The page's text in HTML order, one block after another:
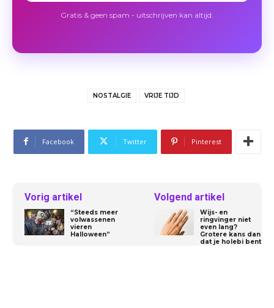
Gratis & geen spam - uitschrijven kan altijd.
NOSTALGIE VRIJE TIJD
Facebook Twitter Pinterest
Vorig artikel
“Steeds meer
volwassenen
vieren
Halloween”
Volgend artikel
Wijs- en
ringvinger niet
even lang?
Grotere kans dan
dat je holebi bent